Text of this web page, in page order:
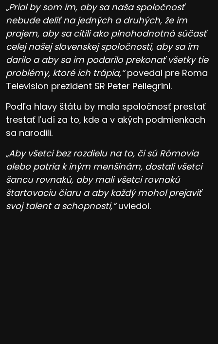
„Prial by som im, aby sa naša spoločnosť
nebude deliť na jedných a druhých, že im
prajem, aby sa cítili ako plnohodnotná súčasť
celej našej slovenskej spoločnosti, aby sa im
darilo a aby sa im podarilo prekonať všetky tie
problémy, ktoré ich trápia,“povedal pre Roma
Television prezident SR Peter Pellegrini.
Podľa hlavy štátu by mala spoločnosť prestať
trestať ľudí za to, kde a v akých podmienkach
sa narodili.
„Aby všetci bez rozdielu na to, či sú Rómovia
alebo patria k iným menšinám, dostali všetci
šancu rovnakú, aby mali všetci rovnakú
štartovaciu čiaru a aby každý mohol prejaviť
svoj talent a schopnosti,“uviedol.